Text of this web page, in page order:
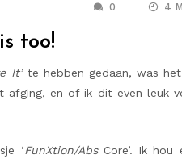
0 4
too!
It’te hebben gedaan, was
en of ik dit even leuk
‘FunXtion/AbsCore’. Ik hou